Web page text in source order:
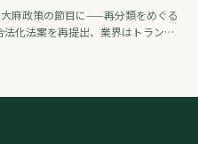
麻政策の節目に——再分類をめぐる
化法案を再提出、業界はトランプ